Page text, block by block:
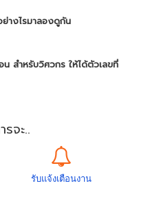
างไรมาลองดูกัน
น สำหรับวิศวกร ให้ได้ตัวเลขที่
จะ..
รับแจ้งเตือนงาน